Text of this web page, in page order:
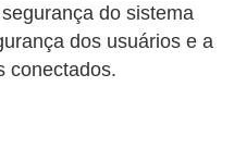
do sistema
dos usuários e a
conectados.